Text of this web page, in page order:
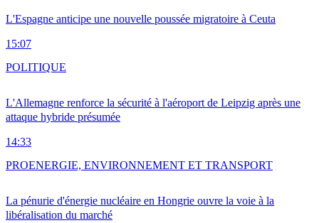
L'Espagne anticipe une nouvelle poussée migratoire à Ceuta
15:07
L'Allemagne renforce la sécurité à l'aéroport de Leipzig après une
attaque hybride présumée
14:33
POLITIQUE
La pénurie d'énergie nucléaire en Hongrie ouvre la voie à la
libéralisation du marché
PROENERGIE, ENVIRONNEMENT ET TRANSPORT